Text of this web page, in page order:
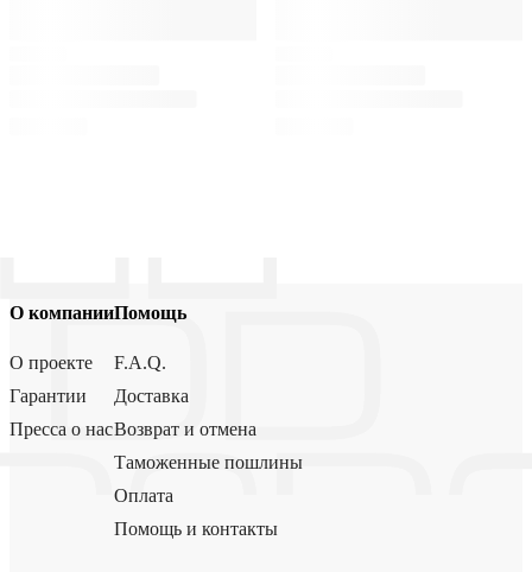
О компании
О проекте
Гарантии
Пресса о нас
Помощь
F.A.Q.
Доставка
Возврат и отмена
Таможенные пошлины
Оплата
Помощь и контакты